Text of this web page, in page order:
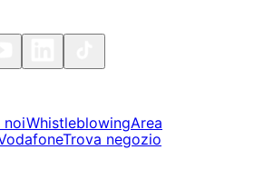
noiWhistleblowingArea
Trova negozio